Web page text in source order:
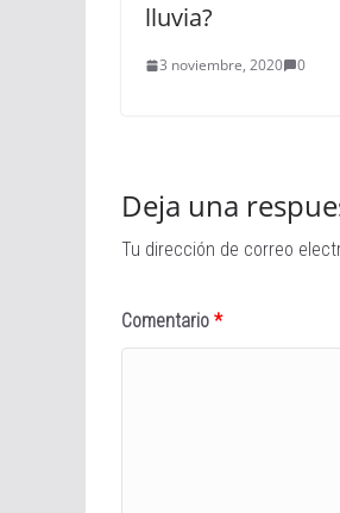
lluvia?
3 noviembre, 2020 0
Deja una
Tu dirección de correo
Comentario *